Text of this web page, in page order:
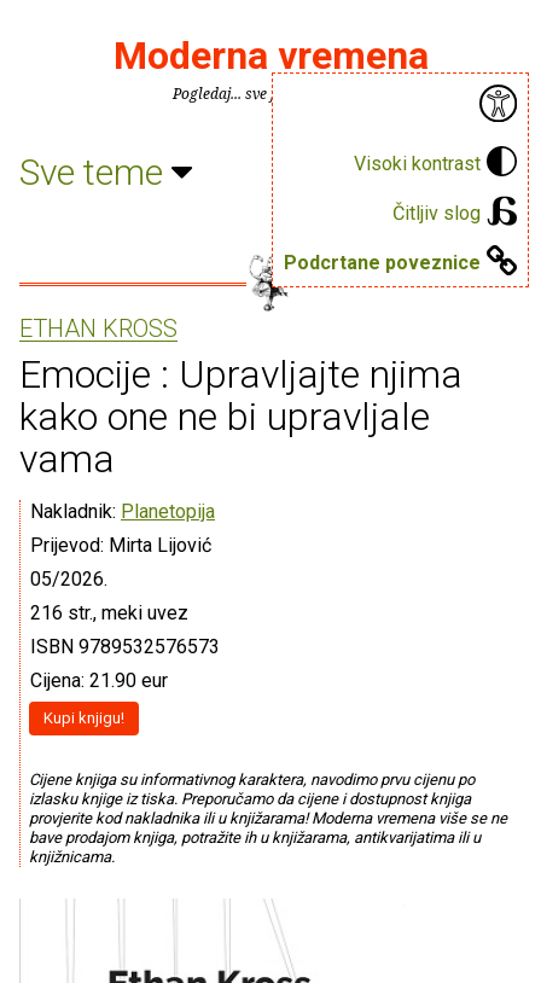
Visoki kontrast
Čitljiv slog
Podcrtane poveznice
Moderna vremena
Pogledaj... sve je puno knjiga.
Sve teme
ETHAN KROSS
Emocije : Upravljajte njima
kako one ne bi upravljale
vama
Nakladnik: Planetopija
Prijevod: Mirta Lijović
05/2026.
216 str., meki uvez
ISBN 9789532576573
Cijena: 21.90 eur
Kupi knjigu!
Cijene knjiga su informativnog karaktera, navodimo prvu cijenu po
izlasku knjige iz tiska. Preporučamo da cijene i dostupnost knjiga
provjerite kod nakladnika ili u knjižarama! Moderna vremena više se ne
bave prodajom knjiga, potražite ih u knjižarama, antikvarijatima ili u
knjižnicama.